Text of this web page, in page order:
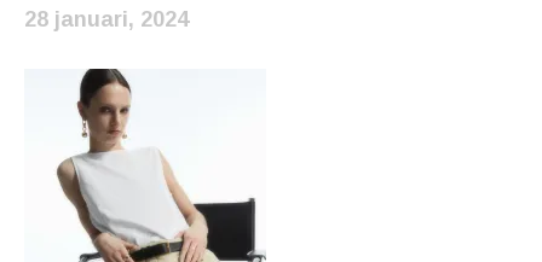
28 januari, 2024